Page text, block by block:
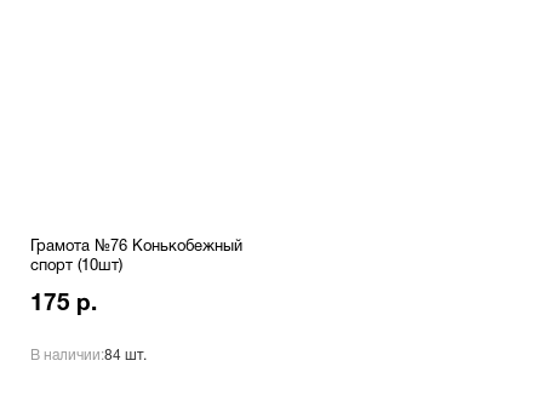
Грамота №76 Конькобежный
спорт (10шт)
175 р.
В наличии:84 шт.